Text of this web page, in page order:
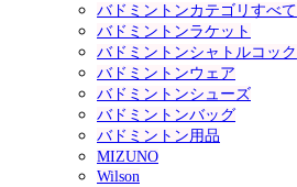
バドミントンカテゴリすべて
バドミントンラケット
バドミントンシャトルコック
バドミントンウェア
バドミントンシューズ
バドミントンバッグ
バドミントン用品
MIZUNO
Wilson